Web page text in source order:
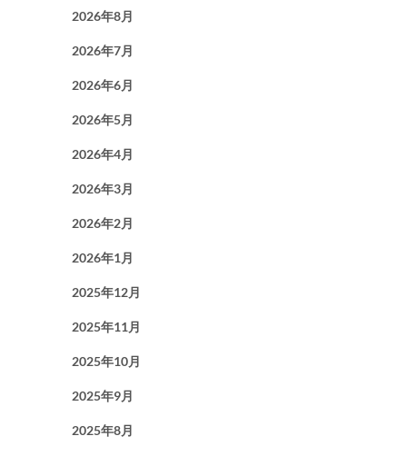
2026年8月
2026年7月
2026年6月
2026年5月
2026年4月
2026年3月
2026年2月
2026年1月
2025年12月
2025年11月
2025年10月
2025年9月
2025年8月